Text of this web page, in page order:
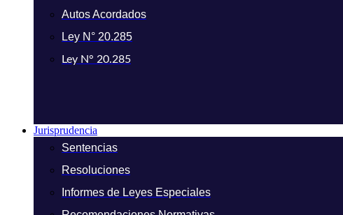
Autos Acordados
Ley N° 20.285
Ley N° 20.285
Jurisprudencia
Sentencias
Resoluciones
Informes de Leyes Especiales